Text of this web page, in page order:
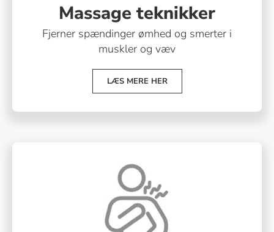
Massage teknikker
Fjerner spændinger ømhed og smerter i
muskler og væv
LÆS MERE HER